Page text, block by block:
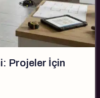
Projeler İçin